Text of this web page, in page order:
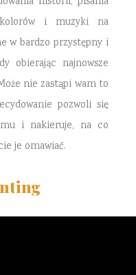
i muzyki na
w bardzo przystępny i
obierając najnowsze
nie zastąpi wam to
pozwoli się
i nakieruje, na co
je omawiać.